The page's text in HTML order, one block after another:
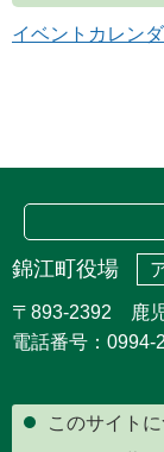
イベントカレン
錦江町役場
〒893-2392 鹿
電話番号：
このサイト